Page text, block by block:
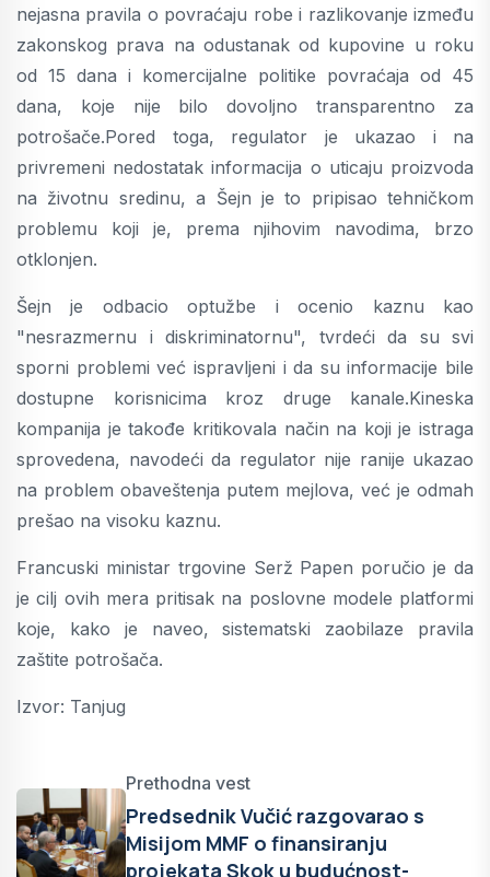
nejasna pravila o povraćaju robe i razlikovanje između
zakonskog prava na odustanak od kupovine u roku
od 15 dana i komercijalne politike povraćaja od 45
dana, koje nije bilo dovoljno transparentno za
potrošače.Pored toga, regulator je ukazao i na
privremeni nedostatak informacija o uticaju proizvoda
na životnu sredinu, a Šejn je to pripisao tehničkom
problemu koji je, prema njihovim navodima, brzo
otklonjen.
Šejn je odbacio optužbe i ocenio kaznu kao
"nesrazmernu i diskriminatornu", tvrdeći da su svi
sporni problemi već ispravljeni i da su informacije bile
dostupne korisnicima kroz druge kanale.Kineska
kompanija je takođe kritikovala način na koji je istraga
sprovedena, navodeći da regulator nije ranije ukazao
na problem obaveštenja putem mejlova, već je odmah
prešao na visoku kaznu.
Francuski ministar trgovine Serž Papen poručio je da
je cilj ovih mera pritisak na poslovne modele platformi
koje, kako je naveo, sistematski zaobilaze pravila
zaštite potrošača.
Izvor: Tanjug
Prethodna vest
Predsednik Vučić razgovarao s
Misijom MMF o finansiranju
projekata Skok u budućnost-